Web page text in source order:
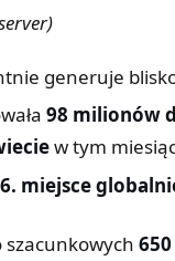
generuje
98 milionów
w tym
6. miejsce
szacunkowych